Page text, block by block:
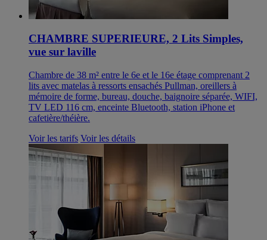
CHAMBRE SUPERIEURE, 2 Lits Simples,
vue sur laville
Chambre de 38 m² entre le 6e et le 16e étage comprenant 2
lits avec matelas à ressorts ensachés Pullman, oreillers à
mémoire de forme, bureau, douche, baignoire séparée, WIFI,
TV LED 116 cm, enceinte Bluetooth, station iPhone et
cafetière/théière.
Voir les tarifs Voir les détails